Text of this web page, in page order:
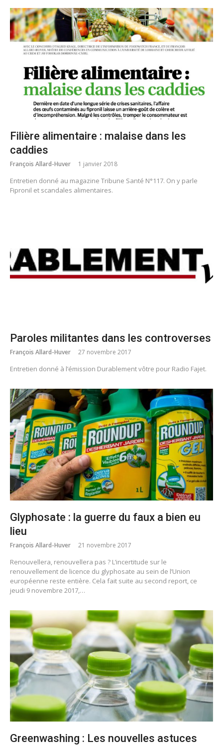
Filière alimentaire : malaise dans les
caddies
François Allard-Huver 1 janvier 2018
Entretien donné au magazine Tribune Santé N°117. On y parle
Fipronil et scandales alimentaires.
Paroles militantes dans les controverses
François Allard-Huver 27 novembre 2017
Entretien donné à l’émission Durablement vôtre pour Radio Fajet.
Glyphosate : la guerre du faux a bien eu
lieu
François Allard-Huver 21 novembre 2017
Renouvellera, renouvellera pas ? L’incertitude sur le
renouvellement de licence du glyphosate au sein de l’Union
européenne reste entière. Cela fait suite au second report, ce
jeudi 9 novembre 2017,…
Greenwashing : Les nouvelles astuces